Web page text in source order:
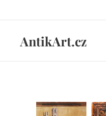
AntikArt.cz